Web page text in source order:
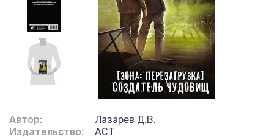
Автор:
Лазарев Д.В.
Издательство:
АСТ